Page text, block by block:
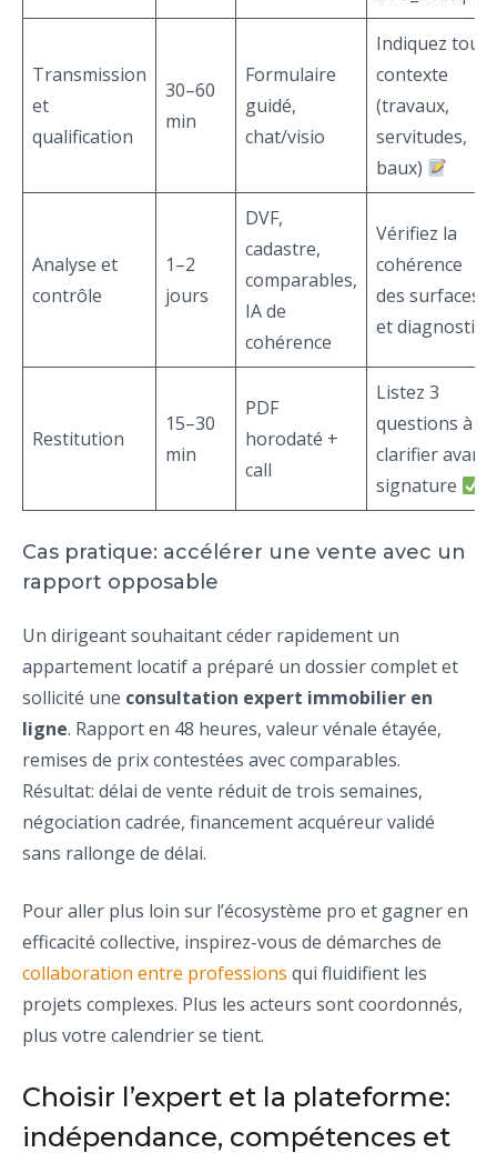
Transmission
et
qualification
30–60
min
Formulaire
guidé,
chat/visio
Indiquez tout
contexte
(travaux,
servitudes,
baux)
Analyse et
contrôle
1–2
jours
DVF,
cadastre,
comparables,
IA de
cohérence
Vérifiez la
cohérence
des surfaces
et diagnostics
Restitution
15–30
min
PDF
horodaté +
call
Listez 3
questions à
clarifier avant
signature
Cas pratique: accélérer une vente avec un
rapport opposable
Un dirigeant souhaitant céder rapidement un
appartement locatif a préparé un dossier complet et
sollicité une consultation expert immobilier en
ligne. Rapport en 48 heures, valeur vénale étayée,
remises de prix contestées avec comparables.
Résultat: délai de vente réduit de trois semaines,
négociation cadrée, financement acquéreur validé
sans rallonge de délai.
Pour aller plus loin sur l’écosystème pro et gagner en
efficacité collective, inspirez-vous de démarches de
collaboration entre professions qui fluidifient les
projets complexes. Plus les acteurs sont coordonnés,
plus votre calendrier se tient.
Choisir l’expert et la plateforme:
indépendance, compétences et